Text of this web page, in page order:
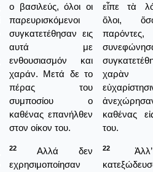
ο βασιλεύς, όλοι οι
παρευρισκόμενοι
συγκατετέθησαν εις
αυτά με
ενθουσιασμόν και
χαράν. Μετά δε το
πέρας του
συμποσίου ο
καθένας επανήλθεν
στον οίκον του.
εἶπε τὰ
ὅλοι,
καθένας
του.
22
Αλλά δεν
εχρησιμοποίησαν
22
Ἀλλ’